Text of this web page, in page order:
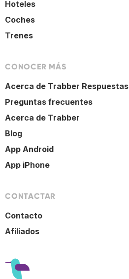
Hoteles
Coches
Trenes
CONOCER MÁS
Acerca de Trabber Respuestas
Preguntas frecuentes
Acerca de Trabber
Blog
App Android
App iPhone
CONTACTAR
Contacto
Afiliados